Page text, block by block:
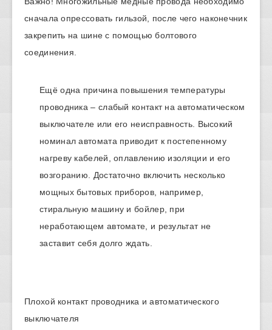
сначала опрессовать гильзой, после чего наконечник
закрепить на шине с помощью болтового
соединения.
Ещё одна причина повышения температуры
проводника – слабый контакт на автоматическом
выключателе или его неисправность. Высокий
номинал автомата приводит к постепенному
нагреву кабелей, оплавлению изоляции и его
возгоранию. Достаточно включить несколько
мощных бытовых приборов, например,
стиральную машину и бойлер, при
неработающем автомате, и результат не
заставит себя долго ждать.
Плохой контакт проводника и автоматического
выключателя